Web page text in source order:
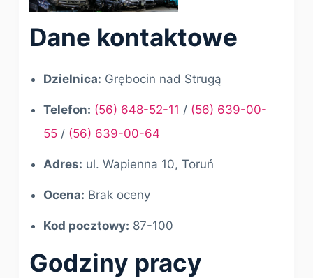
Dane kontaktowe
Dzielnica: Grębocin nad Strugą
Telefon: (56) 648-52-11 / (56) 639-00-
55/ (56) 639-00-64
Adres: ul. Wapienna 10, Toruń
Ocena: Brak oceny
Kod pocztowy: 87-100
Godziny pracy